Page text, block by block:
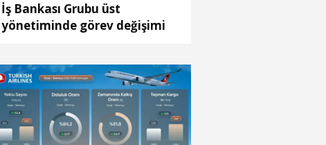
İş Bankası Grubu üst
yönetiminde görev değişimi